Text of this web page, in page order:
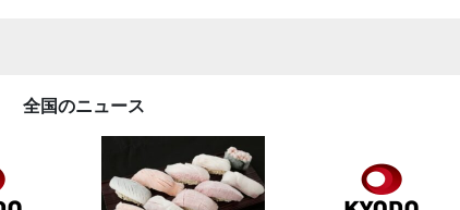
全国のニュース